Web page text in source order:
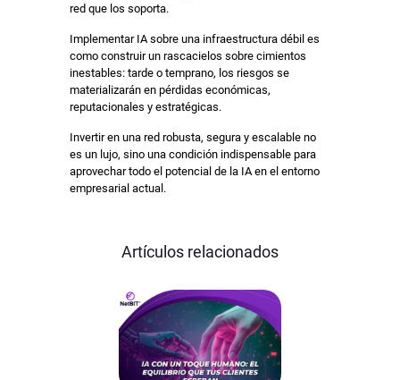
red que los soporta.
Implementar IA sobre una infraestructura débil es
como construir un rascacielos sobre cimientos
inestables: tarde o temprano, los riesgos se
materializarán en pérdidas económicas,
reputacionales y estratégicas.
Invertir en una red robusta, segura y escalable no
es un lujo, sino una condición indispensable para
aprovechar todo el potencial de la IA en el entorno
empresarial actual.
Artículos relacionados